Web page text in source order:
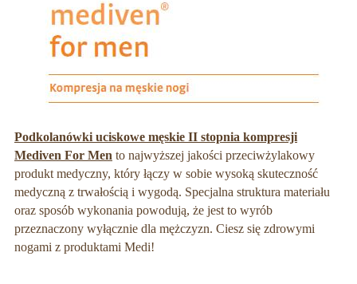
Podkolanówki uciskowe męskie II stopnia kompresji
Mediven For Men to najwyższej jakości przeciwżylakowy
produkt medyczny, który łączy w sobie wysoką skuteczność
medyczną z trwałością i wygodą. Specjalna struktura materiału
oraz sposób wykonania powodują, że jest to wyrób
przeznaczony wyłącznie dla mężczyzn. Ciesz się zdrowymi
nogami z produktami Medi!